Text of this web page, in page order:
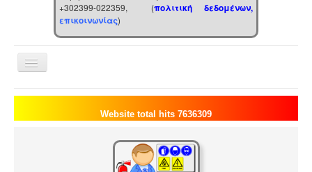
+302399-022359, (πολιτική δεδομένων,
επικοινωνίας)
Toggle
Navigation
Αρχική
Επιχείρηση
Website total hits 7636309